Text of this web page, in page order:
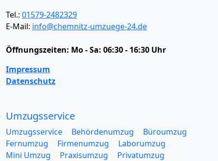
Tel.: 01579-2482329
E-Mail: info@chemnitz-umzuege-24.de
Öffnungszeiten: Mo - Sa: 06:30 - 16:30 Uhr
Impressum
Datenschutz
Umzugsservice
Umzugsservice Behördenumzug
Büroumzug
Fernumzug
Firmenumzug
Laborumzug
Mini Umzug
Praxisumzug
Privatumzug